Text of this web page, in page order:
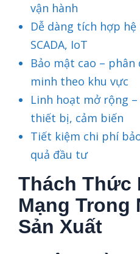
vận hành
Dễ dàng tích hợp hệ
SCADA, IoT
Bảo mật cao –
minh theo khu vực
Linh hoạt mở rộng
thiết bị, cảm biến
Tiết kiệm chi phí
quả đầu tư
Thách Thức
Mạng Trong
Sản Xuất